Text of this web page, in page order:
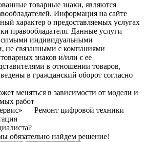
товарные знаки, являются
Информация на сайте
характер о предоставляемых услугах
правообладателя. Данные услуги
индивидуальными
не связанными с компаниями
знаков и/или с ее
в отношении товаров,
в гражданский оборот согласно
меняться в зависимости от модели и
работ
— Ремонт цифровой техники
обязательно найдем решение!